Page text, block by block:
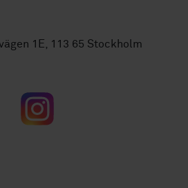
1E, 113 65 Stockholm
Instagram